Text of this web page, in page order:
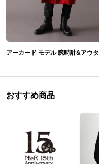
おすすめ商品